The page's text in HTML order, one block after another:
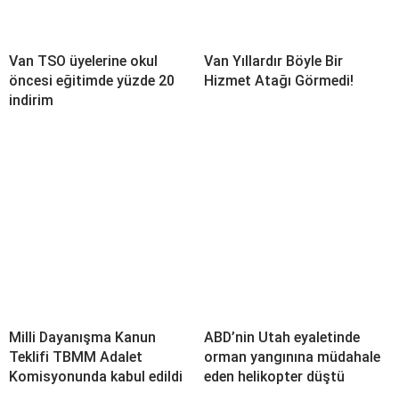
Van TSO üyelerine okul
öncesi eğitimde yüzde 20
indirim
Van Yıllardır Böyle Bir
Hizmet Atağı Görmedi!
Milli Dayanışma Kanun
Teklifi TBMM Adalet
Komisyonunda kabul edildi
ABD’nin Utah eyaletinde
orman yangınına müdahale
eden helikopter düştü